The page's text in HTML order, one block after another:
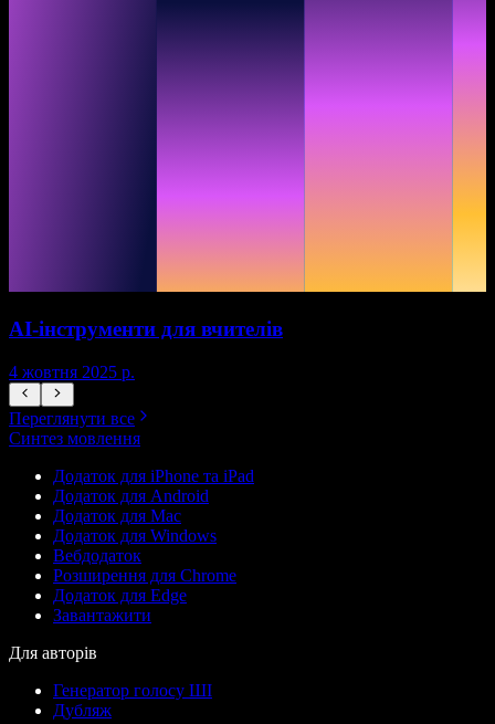
AI-інструменти для вчителів
4 жовтня 2025 р.
Переглянути все
Синтез мовлення
Додаток для iPhone та iPad
Додаток для Android
Додаток для Mac
Додаток для Windows
Вебдодаток
Розширення для Chrome
Додаток для Edge
Завантажити
Для авторів
Генератор голосу ШІ
Дубляж